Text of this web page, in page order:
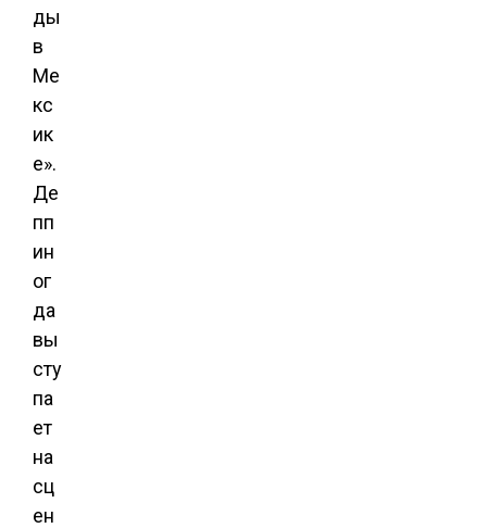
ды
в
Ме
кс
ик
е».
Де
пп
ин
ог
да
вы
сту
па
ет
на
сц
ен